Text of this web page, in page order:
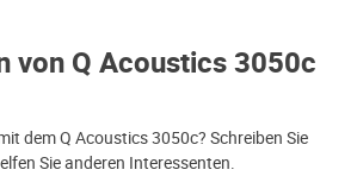
von Q Acoustics 3050c
dem Q Acoustics 3050c? Schreiben Sie
Sie anderen Interessenten.